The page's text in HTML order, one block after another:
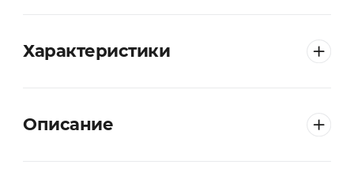
Характеристики
Описание